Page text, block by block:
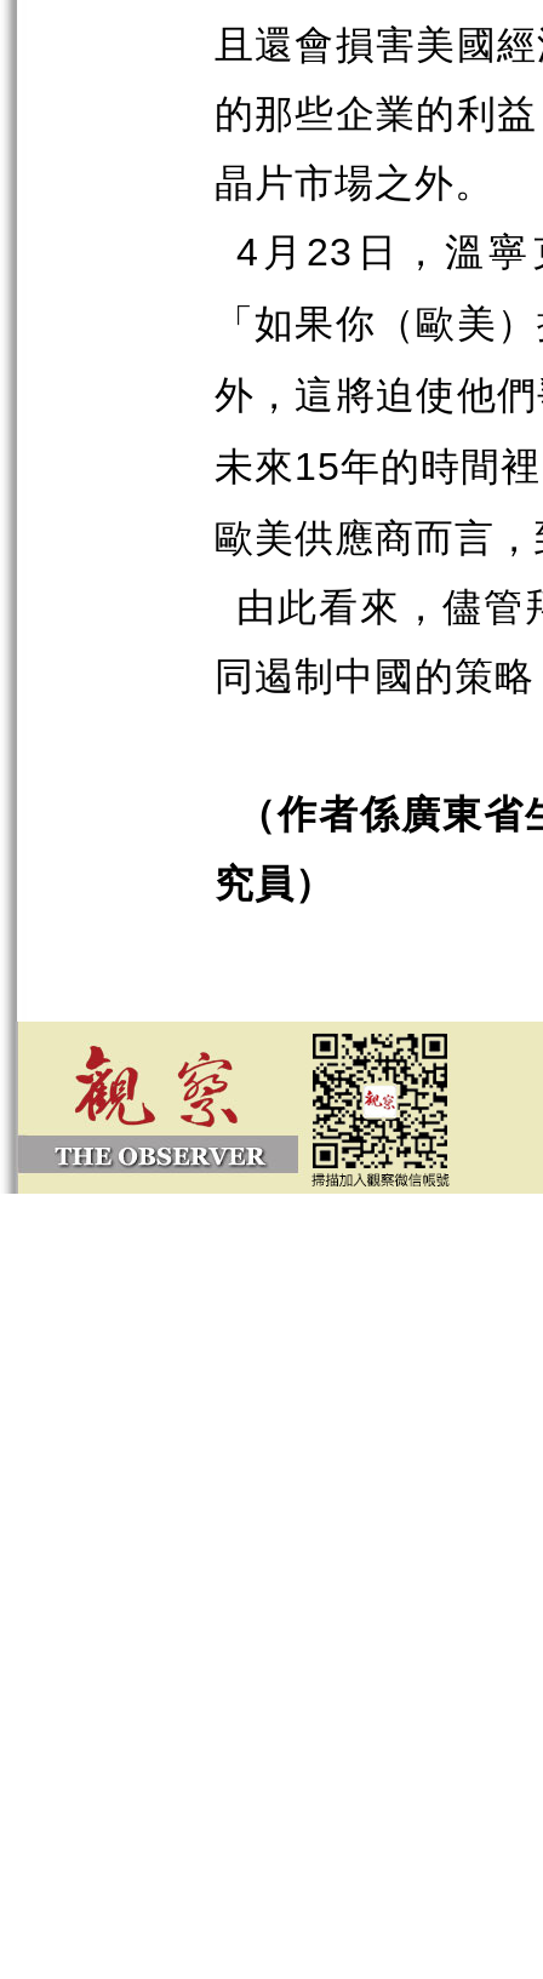
且還會損害美國
的那些企業的利
晶片市場之外。
4 月 23 日，溫
「如果你（歐美
外，這將迫使他
未來15年的時間
歐美供應商而言
由此看來，儘管
同遏制中國的策
（作者係廣東
究員）